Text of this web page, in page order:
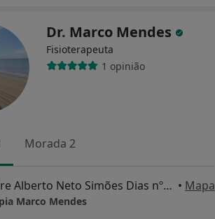
Dr. Marco Mendes
Fisioterapeuta
1 opinião
Morada 2
Rua Padre Alberto Neto Simões Dias nº5D, Queluz • Mapa
Marco Mendes